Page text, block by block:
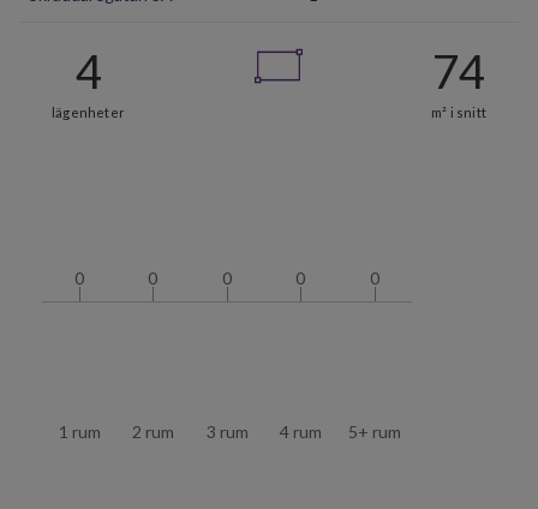
1 rum 2 rum 3 rum 4 rum 5+ rum
0
0 0
0 0
0 0
0 0
0